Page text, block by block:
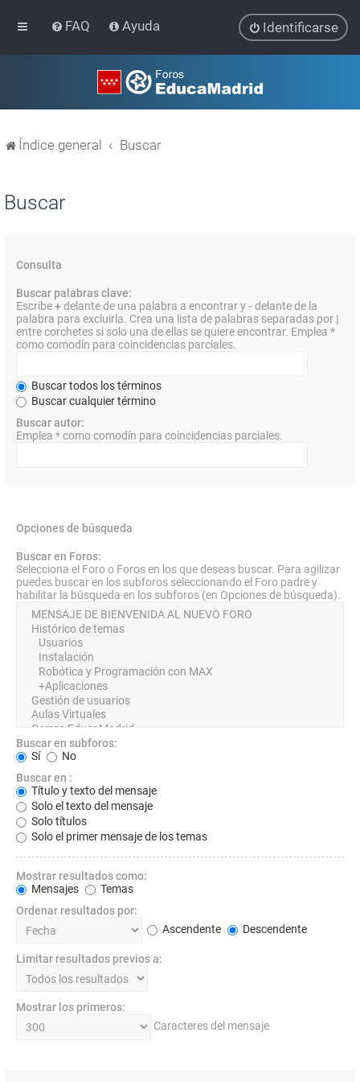
FAQ Ayuda Identificarse
Índice general Buscar
Buscar
Consulta
Buscar palabras clave:
Escribe+delante de una palabra a encontrar y- delante de la
palabra para excluirla. Crea una lista de palabras separadas por |
entre corchetes si solo una de ellas se quiere encontrar. Emplea *
como comodín para coincidencias parciales.
Buscar todos los términos
Buscar cualquier término
Buscar autor:
Emplea * como comodín para coincidencias parciales.
Opciones de búsqueda
Buscar en Foros:
Selecciona el Foro o Foros en los que deseas buscar. Para agilizar
puedes buscar en los subforos seleccionando el Foro padre y
habilitar la búsqueda en los subforos (en Opciones de búsqueda).
Buscar en subforos:
Sí
No
Buscar en :
Título y texto del mensaje
Solo el texto del mensaje
Solo títulos
Solo el primer mensaje de los temas
Mostrar resultados como:
Mensajes
Temas
Ordenar resultados por:
Ascendente
Descendente
Limitar resultados previos a:
Mostrar los primeros:
Caracteres del mensaje